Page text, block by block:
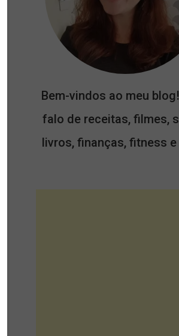
Bem-vindos ao meu
falo de receitas, filmes,
livros, finanças, fitness